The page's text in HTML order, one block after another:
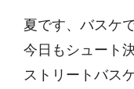
夏です、バスケ
今日もシュート
ストリートバス